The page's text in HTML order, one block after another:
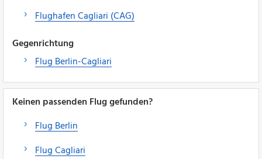
Flughafen Cagliari (CAG)
Gegenrichtung
Flug Berlin-Cagliari
Keinen passenden Flug gefunden?
Flug Berlin
Flug Cagliari